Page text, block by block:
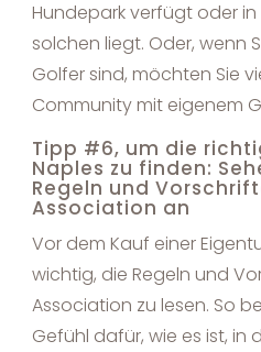
Hundepark verfügt oder in
solchen liegt. Oder, wenn
Golfer sind, möchten Sie
Community mit eigenem
Tipp #6, um die
Naples zu finden:
Regeln und
Association an
Vor dem Kauf einer
wichtig, die Regeln und
Association zu lesen. So
Gefühl dafür, wie es ist, in